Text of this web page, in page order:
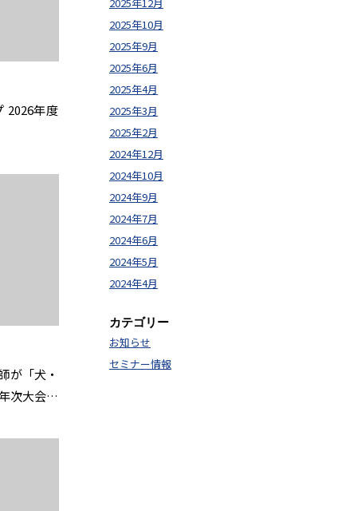
2025年10月
2025年9月
2025年6月
2025年4月
2025年3月
2025年2月
2024年12月
2024年10月
2024年9月
2024年7月
2024年6月
2024年5月
2024年4月
カテゴリー
お知らせ
セミナー情報
2026年度
が「犬・
次大会」